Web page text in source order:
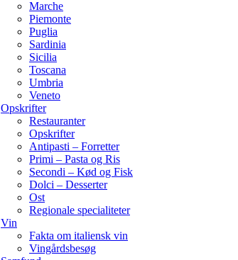
Marche
Piemonte
Puglia
Sardinia
Sicilia
Toscana
Umbria
Veneto
Opskrifter
Restauranter
Opskrifter
Antipasti – Forretter
Primi – Pasta og Ris
Secondi – Kød og Fisk
Dolci – Desserter
Ost
Regionale specialiteter
Vin
Fakta om italiensk vin
Vingårdsbesøg